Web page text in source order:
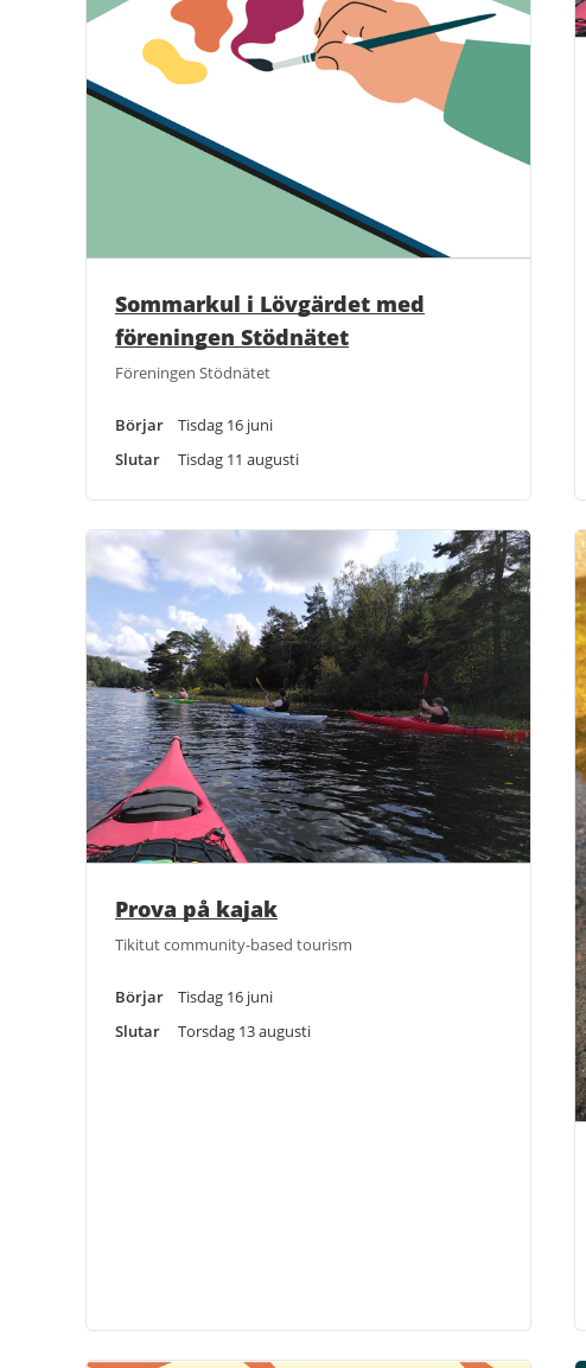
Sommarkul i Lövgärdet med
föreningen Stödnätet
Föreningen Stödnätet
Börjar
Tisdag 16 juni
Slutar
Tisdag 11 augusti
Prova på kajak
Tikitut community-based tourism
Börjar
Tisdag 16 juni
Slutar
Torsdag 13 augusti